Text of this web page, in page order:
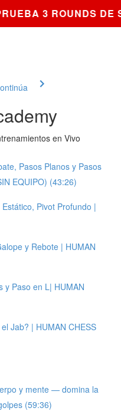
3 ROUNDS
en Vivo
Pasos Planos y Pasos
EQUIPO) (43:26)
Pivot Profundo |
y Rebote | HUMAN
y Paso en L| HUMAN
Jab? | HUMAN CHESS
y mente — domina la
(59:36)